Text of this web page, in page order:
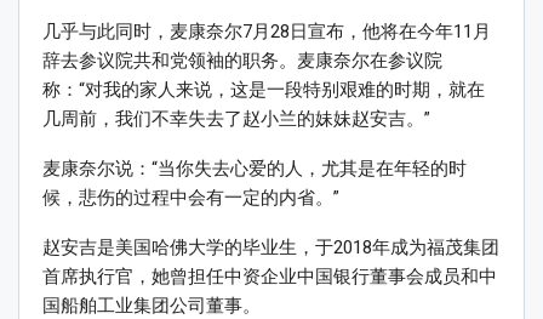
几乎与此同时，麦康奈尔7月28日宣布，他将在今年11月
辞去参议院共和党领袖的职务。麦康奈尔在参议院
称：“对我的家人来说，这是一段特别艰难的时期，就在
几周前，我们不幸失去了赵小兰的妹妹赵安吉。”
麦康奈尔说：“当你失去心爱的人，尤其是在年轻的时
候，悲伤的过程中会有一定的内省。”
赵安吉是美国哈佛大学的毕业生，于2018年成为福茂集团
首席执行官，她曾担任中资企业中国银行董事会成员和中
国船舶工业集团公司董事。